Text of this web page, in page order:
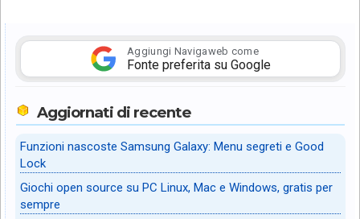
Aggiungi Navigaweb come
Fonte preferita su Google
Aggiornati di recente
Funzioni nascoste Samsung Galaxy: Menu segreti e Good
Lock
Giochi open source su PC Linux, Mac e Windows, gratis per
sempre